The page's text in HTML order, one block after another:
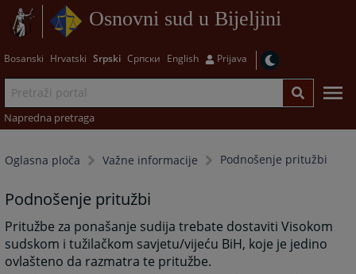
Osnovni sud u Bijeljini
Bosanski Hrvatski Srpski Српски English Prijava
Napredna pretraga
Oglasna ploča Važne informacije Podnošenje pritužbi
Podnošenje pritužbi
Pritužbe za ponašanje sudija trebate dostaviti Visokom
sudskom i tužilačkom savjetu/vijeću BiH, koje je jedino
ovlašteno da razmatra te pritužbe.